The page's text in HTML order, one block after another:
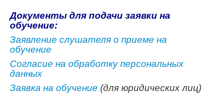
МАСТЕР-КЛАССЫ
ЕДИНОЕ ОКНО
НАУКА И МЕЖДУНАРОДНАЯ ДЕЯТЕЛЬНОСТЬ
СТИПЕНДИАЛЬНЫЕ ПРОГРАММЫ
ПРОТИВОДЕЙСТВИЕ ТЕРРОРИЗМУ
Документы для подачи заявки на
обучение:
Заявление слушателя о приеме на
обучение
Согласие на обработку персональных
данных
Заявка на обучение (для юридических лиц)